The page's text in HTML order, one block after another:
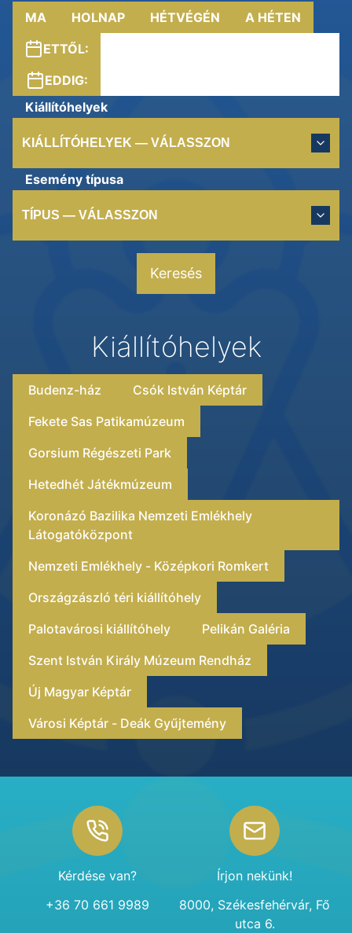
MA
HOLNAP HÉTVÉGÉN
A HÉTEN
ETTŐL:
EDDIG:
Kiállítóhelyek
KIÁLLÍTÓHELYEK — VÁLASSZON
Esemény típusa
TÍPUS — VÁLASSZON
Keresés
Kiállítóhelyek
Budenz-ház
Csók István Képtár
Fekete Sas Patikamúzeum
Gorsium Régészeti Park
Hetedhét Játékmúzeum
Koronázó Bazilika Nemzeti Emlékhely
Látogatóközpont
Nemzeti Emlékhely - Középkori Romkert
Országzászló téri kiállítóhely
Palotavárosi kiállítóhely
Pelikán Galéria
Szent István Király Múzeum Rendház
Új Magyar Képtár
Városi Képtár - Deák Gyűjtemény
Kérdése van?
+36 70 661 9989
Írjon nekünk!
8000, Székesfehérvár, Fő
utca 6.